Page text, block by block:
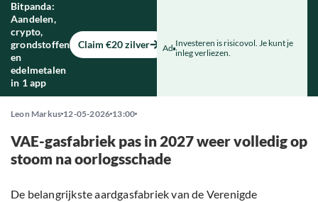
Bitpanda:
Aandelen,
crypto,
grondstoffen
en
edelmetalen
in 1 app
Claim €20 zilver Ad Investeren is risicovol. Je kunt je
inleg verliezen.
Leon Markus 12-05-2026 13:00
VAE-gasfabriek pas in 2027 weer volledig op
stoom na oorlogsschade
De belangrijkste aardgasfabriek van de Verenigde